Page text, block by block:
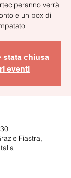
verrà
e un box di
campioni stampatato
stata chiusa
eventi
Fiastra,